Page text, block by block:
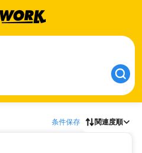
条件保存 関連度順